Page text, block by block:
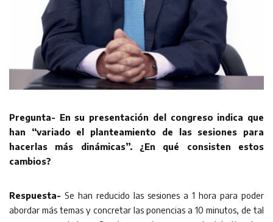
Pregunta- En su presentación del congreso indica que
han “variado el planteamiento de las sesiones para
hacerlas más dinámicas”. ¿En qué consisten estos
cambios?
Respuesta- Se han reducido las sesiones a 1 hora para poder
abordar más temas y concretar las ponencias a 10 minutos, de tal